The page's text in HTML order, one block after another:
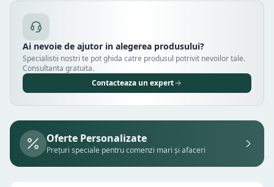
Ai nevoie de ajutor in alegerea produsului?
Specialistii nostri te pot ghida catre produsul potrivit nevoilor tale.
Consultanta gratuita.
Contacteaza un expert
Oferte Personalizate
Prețuri speciale pentru comenzi mari și afaceri